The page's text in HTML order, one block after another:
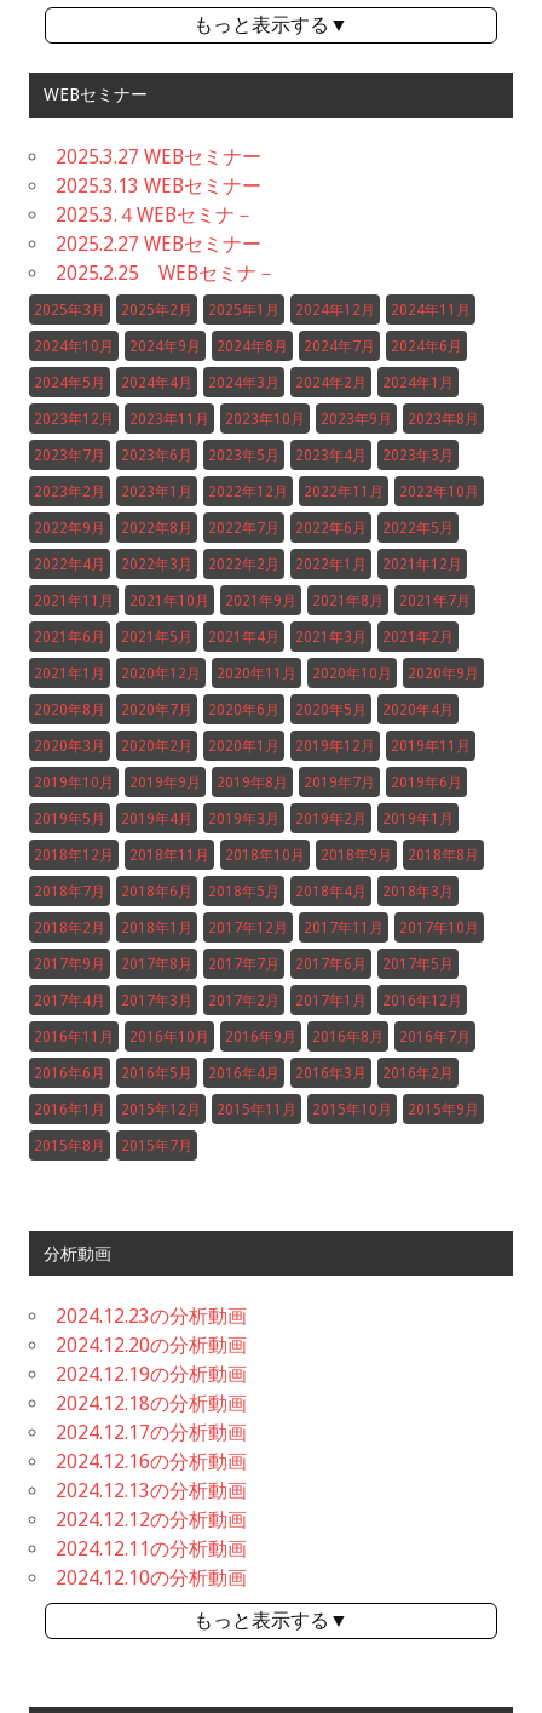
もっと表示する▼
WEBセミナー
2025.3.27 WEBセミナー
2025.3.13 WEBセミナー
2025.3.４WEBセミナ－
2025.2.27 WEBセミナー
2025.2.25 WEBセミナ－
2025年3月 2025年2月 2025年1月 2024年12月 2024年11月
2024年10月 2024年9月 2024年8月 2024年7月 2024年6月
2024年5月 2024年4月 2024年3月 2024年2月 2024年1月
2023年12月 2023年11月 2023年10月 2023年9月 2023年8月
2023年7月 2023年6月 2023年5月 2023年4月 2023年3月
2023年2月 2023年1月 2022年12月 2022年11月 2022年10月
2022年9月 2022年8月 2022年7月 2022年6月 2022年5月
2022年4月 2022年3月 2022年2月 2022年1月 2021年12月
2021年11月 2021年10月 2021年9月 2021年8月 2021年7月
2021年6月 2021年5月 2021年4月 2021年3月 2021年2月
2021年1月 2020年12月 2020年11月 2020年10月 2020年9月
2020年8月 2020年7月 2020年6月 2020年5月 2020年4月
2020年3月 2020年2月 2020年1月 2019年12月 2019年11月
2019年10月 2019年9月 2019年8月 2019年7月 2019年6月
2019年5月 2019年4月 2019年3月 2019年2月 2019年1月
2018年12月 2018年11月 2018年10月 2018年9月 2018年8月
2018年7月 2018年6月 2018年5月 2018年4月 2018年3月
2018年2月 2018年1月 2017年12月 2017年11月 2017年10月
2017年9月 2017年8月 2017年7月 2017年6月 2017年5月
2017年4月 2017年3月 2017年2月 2017年1月 2016年12月
2016年11月 2016年10月 2016年9月 2016年8月 2016年7月
2016年6月 2016年5月 2016年4月 2016年3月 2016年2月
2016年1月 2015年12月 2015年11月 2015年10月 2015年9月
2015年8月 2015年7月
分析動画
2024.12.23の分析動画
2024.12.20の分析動画
2024.12.19の分析動画
2024.12.18の分析動画
2024.12.17の分析動画
2024.12.16の分析動画
2024.12.13の分析動画
2024.12.12の分析動画
2024.12.11の分析動画
2024.12.10の分析動画
もっと表示する▼